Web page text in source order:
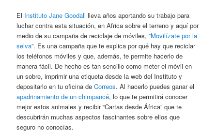
El Instituto Jane Goodall lleva años aportando su trabajo para
luchar contra esta situación, en Africa sobre el terreno y aquí por
medio de su campaña de reciclaje de móviles, “Movilízate por la
selva”. Es una campaña que te explica por qué hay que reciclar
los teléfonos móviles y que, además, te permite hacerlo de
manera fácil. De hecho es tan sencillo como meter el móvil en
un sobre, imprimir una etiqueta desde la web del Instituto y
depositarlo en tu oficina deCorreos. Al hacerlo puedes ganar el
apadrinamiento de un chimpancé, lo que te permitirá conocer
mejor estos animales y recibir “Cartas desde África” que te
descubrirán muchas aspectos fascinantes sobre ellos que
seguro no conocías.